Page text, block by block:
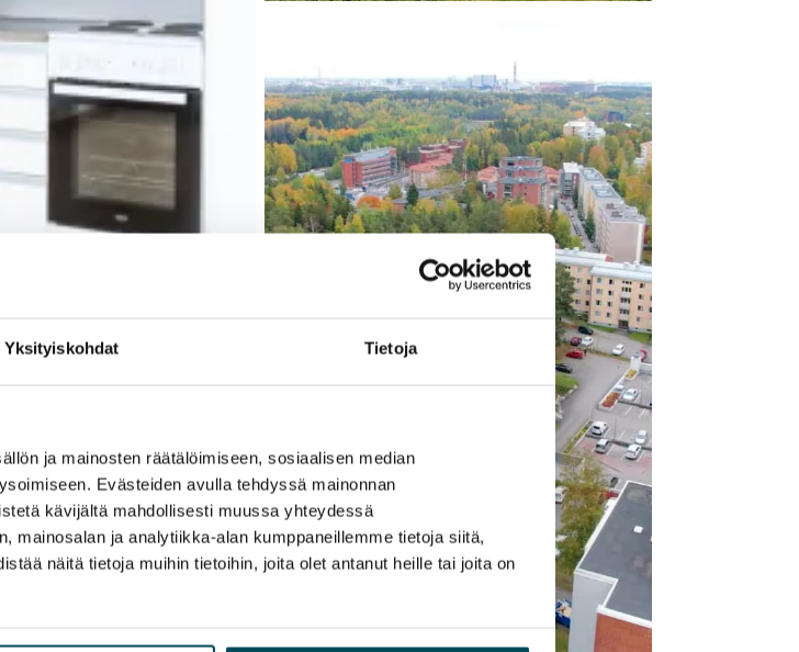
Yksityiskohdat Tietoja
ja mainosten räätälöimiseen, sosiaalisen median
Evästeiden avulla tehdyssä mainonnan
kävijältä mahdollisesti muussa yhteydessä
mainosalan ja analytiikka-alan kumppaneillemme tietoja siitä,
näitä tietoja muihin tietoihin, joita olet antanut heille tai joita on